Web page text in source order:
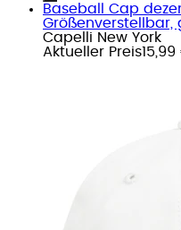
Baseball Cap
Größenverstellbar,
Capelli New York
Aktueller Preis